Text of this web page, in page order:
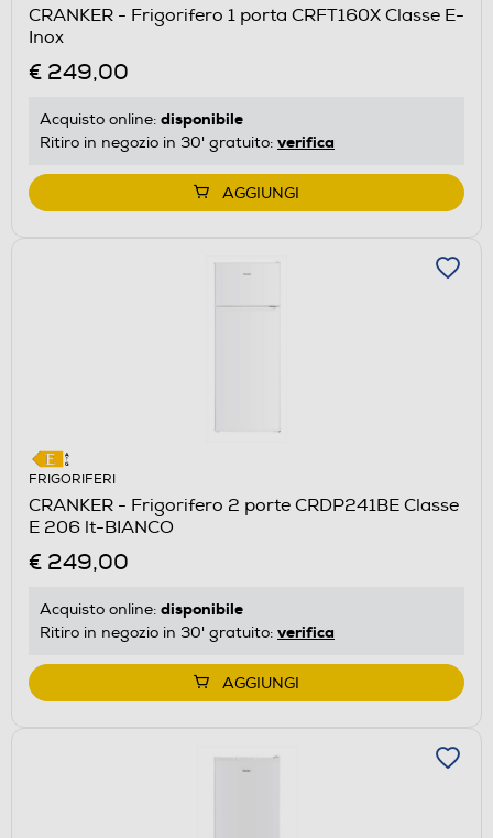
CRANKER - Frigorifero 1 porta CRFT160X Classe E-
Inox
€ 249,00
Acquisto online: disponibile
Ritiro in negozio in 30' gratuito: verifica
AGGIUNGI
FRIGORIFERI
CRANKER - Frigorifero 2 porte CRDP241BE Classe
E 206 lt-BIANCO
€ 249,00
Acquisto online: disponibile
Ritiro in negozio in 30' gratuito: verifica
AGGIUNGI